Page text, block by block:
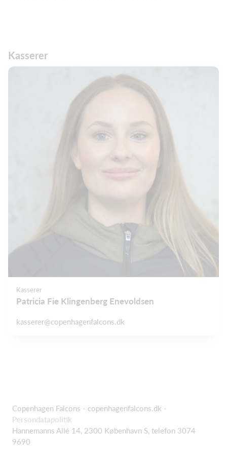
Kasserer
Kasserer
Patricia Fie Klingenberg Enevoldsen
kasserer@copenhagenfalcons.dk
Copenhagen Falcons - copenhagenfalcons.dk -
Persondatapolitik
Hannemanns Allé 14, 2300 København S, telefon 3074
9690